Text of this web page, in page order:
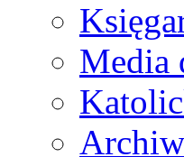
Media